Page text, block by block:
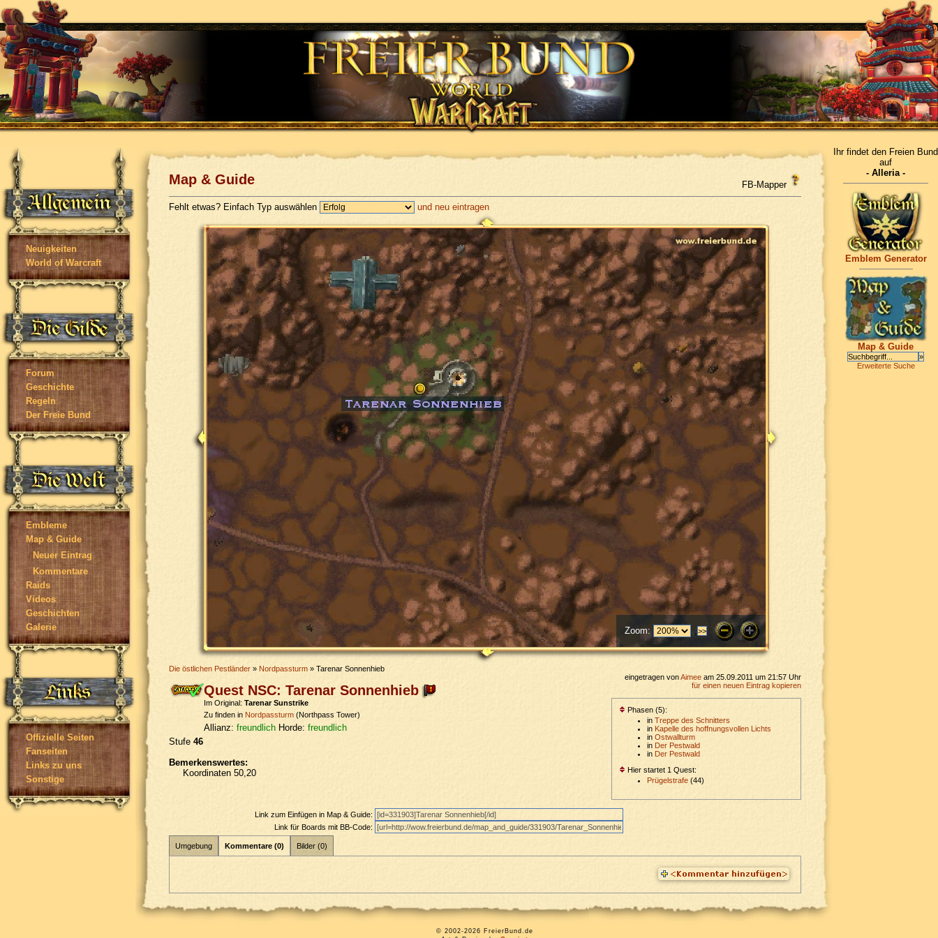
Neuigkeiten
World of Warcraft
Forum
Geschichte
Regeln
Der Freie Bund
Embleme
Map & Guide
Neuer Eintrag
Kommentare
Raids
Videos
Geschichten
Galerie
Offizielle Seiten
Fanseiten
Links zu uns
Sonstige
Map & Guide FB-Mapper
Fehlt etwas? Einfach Typ auswählen und neu eintragen
Zoom:
Die östlichen Pestländer » Nordpassturm » Tarenar Sonnenhieb
eingetragen vonAimee am 25.09.2011 um 21:57 Uhr
für einen neuen Eintrag kopieren
Phasen (5):
in Treppe des Schnitters
in Kapelle des hoffnungsvollen Lichts
in Ostwallturm
in Der Pestwald
in Der Pestwald
Hier startet 1 Quest:
Prügelstrafe (44)
Quest NSC: Tarenar Sonnenhieb
Im Original: Tarenar Sunstrike
Zu finden in Nordpassturm (Northpass Tower)
Allianz: freundlich Horde: freundlich
Stufe 46
Bemerkenswertes:
Koordinaten 50,20
Link zum Einfügen in Map & Guide:
Link für Boards mit BB-Code:
Umgebung Kommentare (0) Bilder (0)
Ihr findet den Freien Bund
auf
- Alleria -
Emblem Generator
Map & Guide
Erweiterte Suche
© 2002-2026 FreierBund.de